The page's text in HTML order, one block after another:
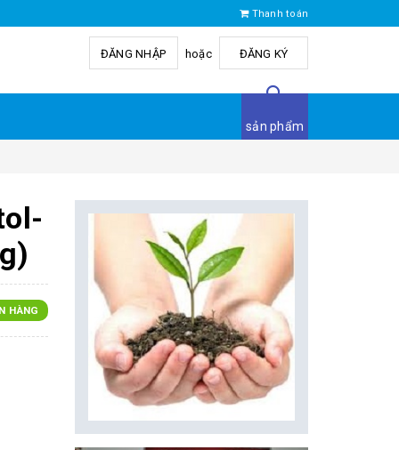
Thanh toán
ĐĂNG NHẬP hoặc ĐĂNG KÝ
sản phẩm
HÀNG